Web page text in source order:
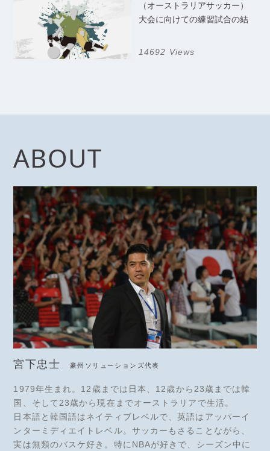
（オーストラリアサッカー）
大会に向けての練習試合の結
14692 Views
ABOUT
宮下忠士 豪州ソリューションズ代表
1979年生まれ。12歳までは日本、12歳から23歳までは韓
国、そして23歳から現在までオーストラリアで生活。
日本語と韓国語はネイティブレベルで、英語はアッパーイ
ンターミディエイトレベル。サッカーもさることながら、
実は無類のバスケ好き。特にNBAが好きで、シーズン中に